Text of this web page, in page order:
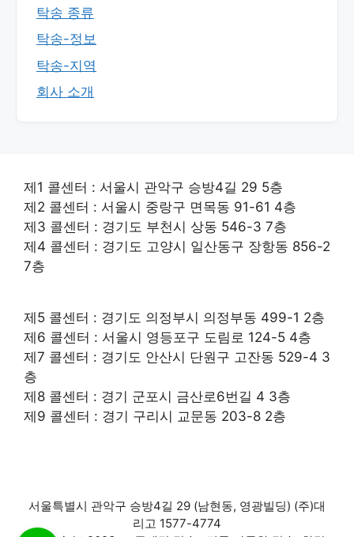
탁송 종류
탁송-정보
탁송-지역
회사 소개
제1 콜센터 : 서울시 관악구 승방4길 29 5층
제2 콜센터 : 서울시 중랑구 면목동 91-61 4층
제3 콜센터 : 경기도 부천시 상동 546-3 7층
제4 콜센터 : 경기도 고양시 일산동구 장항동 856-2
7층
제5 콜센터 : 경기도 의정부시 의정부동 499-1 2층
제6 콜센터 : 서울시 영등포구 도림로 124-5 4층
제7 콜센터 : 경기도 안산시 단원구 고잔동 529-4 3
층
제8 콜센터 : 경기 군포시 금산로6번길 4 3층
제9 콜센터 : 경기 구리시 교문동 203-8 2층
서울특별시 관악구 승방4길 29 (남현동, 영광빌딩) (주)대
리고 1577-4774